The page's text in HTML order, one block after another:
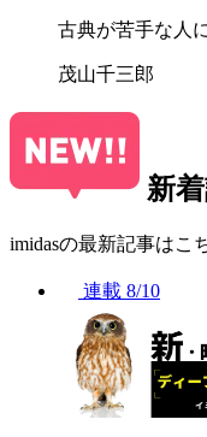
古典が苦手な人
茂山千三郎
新
imidasの最新記事はこ
連載 8/10